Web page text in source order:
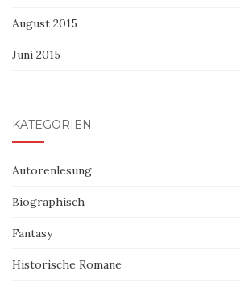
August 2015
Juni 2015
KATEGORIEN
Autorenlesung
Biographisch
Fantasy
Historische Romane